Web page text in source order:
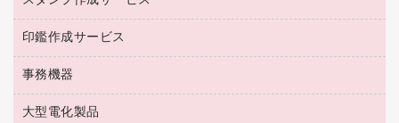
梱包用品
梱包用テープ
園芸用品
ソフトドリンク
コーヒーメーカー・備品
インスタントコーヒー
掃除用洗剤
洗濯用品
消臭・芳香剤
殺虫剤
ゴム印（一行印）作成サービス
ゴム印（フリーサイズ印）作成サービス
シヤチハタスタンプ作成サービス
カウネットスタンプ作成サービス
印鑑作成サービス
印鑑作成サービス
事務機器
大型シュレッダー（共配）
大型電化製品